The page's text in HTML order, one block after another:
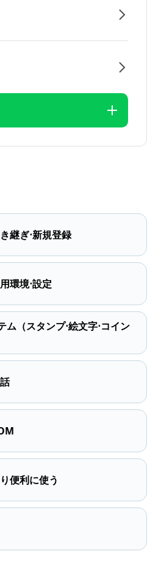
継ぎ⋅新規登録
環境⋅設定
ム（スタンプ⋅絵文字⋅コイン
便利に使う